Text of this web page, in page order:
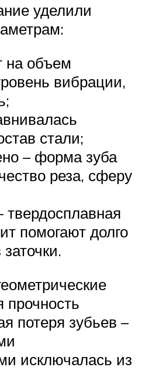
уделили
на объем
вибрации,
стали;
– форма зуба
реза, сферу
помогают долго
прочность
потеря зубьев –
исключалась из